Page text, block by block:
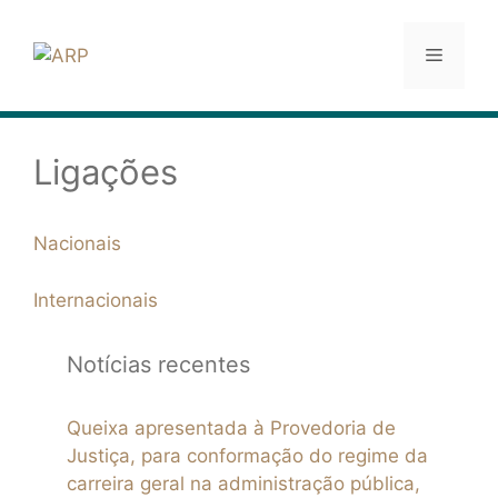
para
Menu
Ligações
Nacionais
Internacionais
Notícias recentes
Queixa apresentada à Provedoria de
Justiça, para conformação do regime da
carreira geral na administração pública,